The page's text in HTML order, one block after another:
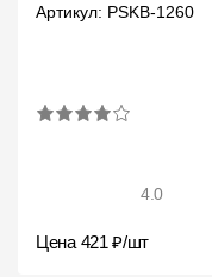
Калькулятор
Компания
Контакты
Артикул: PSKB-1260
4.0
Цена 421 ₽/шт